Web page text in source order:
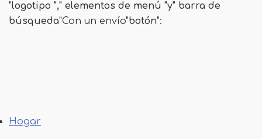
"logotipo "," elementos de menú "y" barra de
búsqueda"Con un envío"botón":
Hogar